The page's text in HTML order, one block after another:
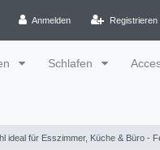
Anmelden Registrieren
Schlafen
ideal für Esszimmer, Küche & Büro -